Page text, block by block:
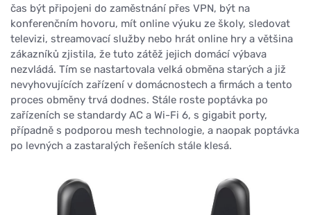
čas být připojeni do zaměstnání přes VPN, být na
konferenčním hovoru, mít online výuku ze školy, sledovat
televizi, streamovací služby nebo hrát online hry a většina
zákazníků zjistila, že tuto zátěž jejich domácí výbava
nezvládá. Tím se nastartovala velká obměna starých a již
nevyhovujících zařízení v domácnostech a firmách a tento
proces obměny trvá dodnes. Stále roste poptávka po
zařízeních se standardy AC a Wi-Fi 6, s gigabit porty,
případně s podporou mesh technologie, a naopak poptávka
po levných a zastaralých řešeních stále klesá.